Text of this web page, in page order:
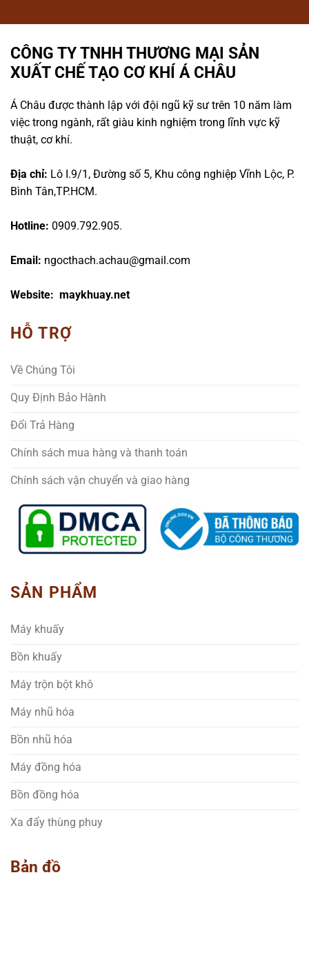
CÔNG TY TNHH THƯƠNG MẠI SẢN
XUẤT CHẾ TẠO CƠ KHÍ Á CHÂU
Á Châu được thành lập với đội ngũ kỹ sư trên 10 năm làm
việc trong ngành, rất giàu kinh nghiệm trong lĩnh vực kỹ
thuật, cơ khí.
Địa chỉ: Lô I.9/1, Đường số 5, Khu công nghiệp Vĩnh Lộc, P.
Bình Tân,TP.HCM.
Hotline: 0909.792.905.
Email: ngocthach.achau@gmail.com
Website: maykhuay.net
HỖ TRỢ
Về Chúng Tôi
Quy Định Bảo Hành
Đổi Trả Hàng
Chính sách mua hàng và thanh toán
Chính sách vận chuyển và giao hàng
SẢN PHẨM
Máy khuấy
Bồn khuấy
Máy trộn bột khô
Máy nhũ hóa
Bồn nhũ hóa
Máy đồng hóa
Bồn đồng hóa
Xa đẩy thùng phuy
Bản đồ